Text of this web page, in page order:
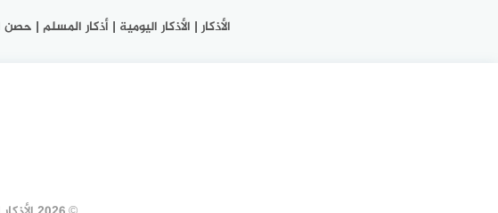
الأذكار | الأذكار اليومية | أذكار المسلم |